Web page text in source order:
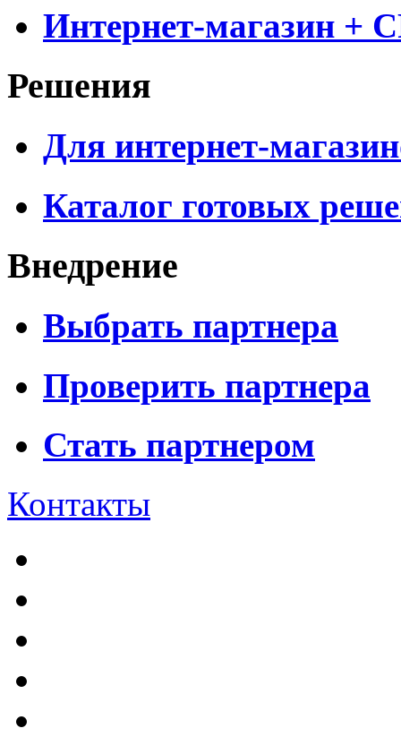
Интернет-магазин +
Решения
Для интернет-
Каталог готовых
Внедрение
Выбрать партнера
Проверить партнера
Стать партнером
Контакты